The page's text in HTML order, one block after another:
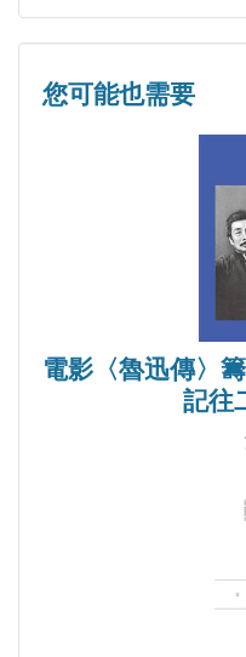
有峇峇娘惹血統，這
題材、「混種」為背
這樣的題材不多。
其實這本散文集也代
加坡人的獨特文化經
學品味比我更新潮。
個媒體充斥的時代，
了把年紀，但也不儘
和日常生活中的主導
看，而且變成了個人
電影，都會自覺或不
五部舊片中悟出來的
不太「老」－－對她
部，但卻從來沒有聯
《欠身入座》可謂十
您可能也需要
電影〈魯迅傳〉
記往